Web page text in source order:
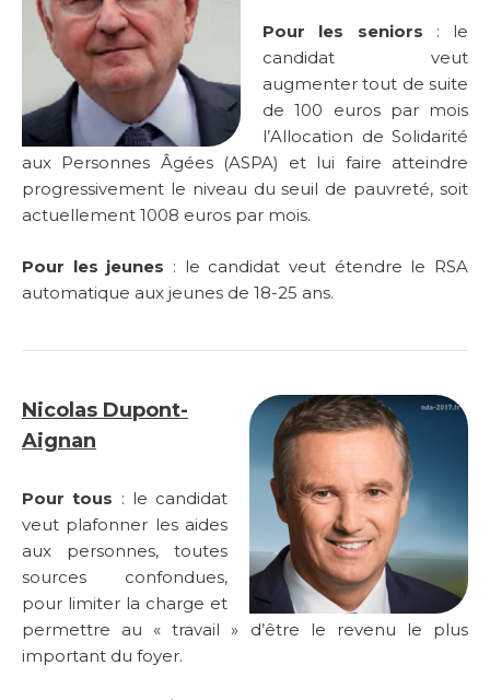
Pour les seniors : le
candidat veut
augmenter tout de suite
de 100 euros par mois
l’Allocation de Solidarité
aux Personnes Âgées (ASPA) et lui faire atteindre
progressivement le niveau du seuil de pauvreté, soit
actuellement 1008 euros par mois.
Pour les jeunes : le candidat veut étendre le RSA
automatique aux jeunes de 18-25 ans.
Nicolas Dupont-
Aignan
Pour tous : le candidat
veut plafonner les aides
aux personnes, toutes
sources confondues,
pour limiter la charge et
permettre au « travail » d’être le revenu le plus
important du foyer.